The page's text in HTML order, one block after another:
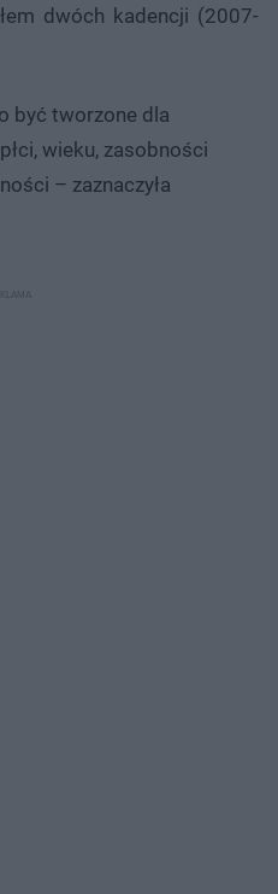
dwóch kadencji (2007-
być tworzone dla
wieku, zasobności
– zaznaczyła